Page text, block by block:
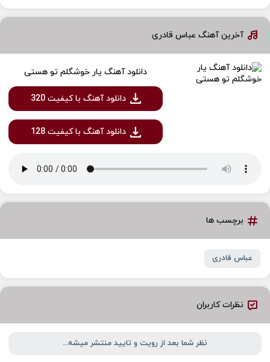
آخرین آهنگ عباس قادری
دانلود آهنگ یار خوشگلم تو هستی
دانلود آهنگ با کیفیت 320
دانلود آهنگ با کیفیت 128
برچسب ها
عباس قادری
نظرات کاربران
نظر شما بعد از رویت و تایید منتشر میشه...